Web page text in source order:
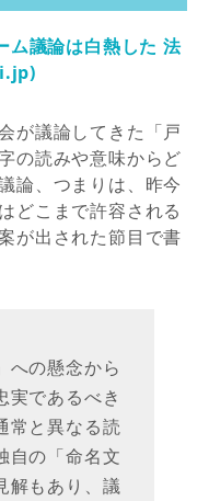
ム議論は白熱した 法
が議論してきた「戸
の読みや意味からど
論、つまりは、昨今
どこまで許容される
が出された節目で書
への懸念から
実であるべき
常と異なる読
自の「命名文
解もあり、議